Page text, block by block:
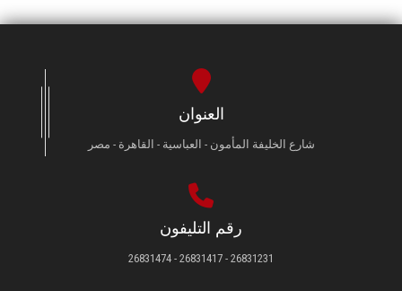
العنوان
شارع الخليفة المأمون - العباسية - القاهرة - مصر
رقم التليفون
26831231 - 26831417 - 26831474